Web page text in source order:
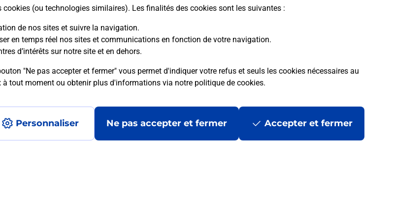
cookies (ou technologies similaires). Les finalités des cookies sont les suivantes :
de nos sites et suivre la navigation.
en temps réel nos sites et communications en fonction de votre navigation.
d’intérêts sur notre site et en dehors.
"Ne pas accepter et fermer" vous permet d'indiquer votre refus et seuls les cookies nécessaires au
tout moment ou obtenir plus d'informations via notre politique de cookies.
Personnaliser Ne pas accepter et fermer Accepter et fermer
posées